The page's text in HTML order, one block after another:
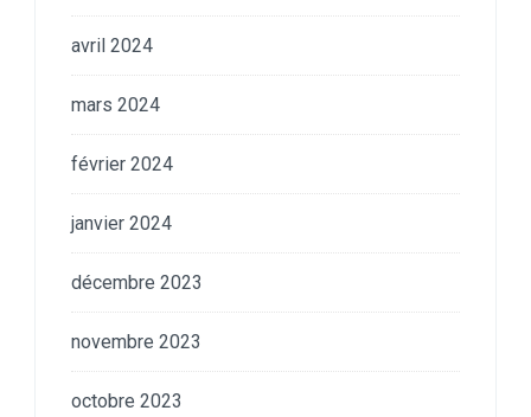
avril 2024
mars 2024
février 2024
janvier 2024
décembre 2023
novembre 2023
octobre 2023